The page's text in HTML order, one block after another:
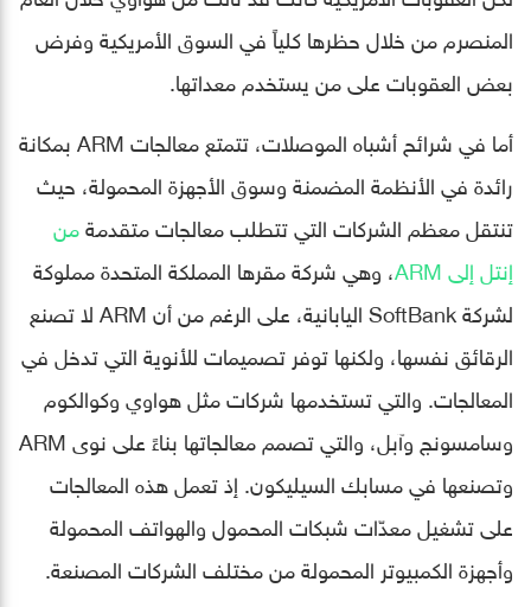
المنصرم من خلال حظرها كلياً في السوق الأمريكية وفرض
بعض العقوبات على من يستخدم معداتها.
أما في شرائح أشباه الموصلات، تتمتع معالجات ARM بمكانة
رائدة في الأنظمة المضمنة وسوق الأجهزة المحمولة، حيث
تنتقل معظم الشركات التي تتطلب معالجات متقدمةمن
إنتل إلى ARM
، وهي شركة مقرها المملكة المتحدة مملوكة
لشركة SoftBank اليابانية، على الرغم من أن ARM لا تصنع
الرقائق نفسها، ولكنها توفر تصميمات للأنوية التي تدخل في
المعالجات. والتي تستخدمها شركات مثل هواوي وكوالكوم
وسامسونج وآبل، والتي تصمم معالجاتها بناءً على نوى ARM
وتصنعها في مسابك السيليكون. إذ تعمل هذه المعالجات
على تشغيل معدّات شبكات المحمول والهواتف المحمولة
وأجهزة الكمبيوتر المحمولة من مختلف الشركات المصنعة.